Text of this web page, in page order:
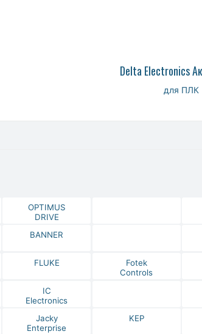
Delta Electronics
для ПЛК
OPTIMUS
DRIVE
BANNER
FLUKE
Fotek
Controls
IC
Electronics
Jacky
Enterprise
KEP